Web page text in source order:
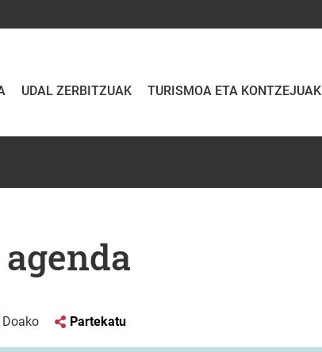
UDAL ZERBITZUAK TURISMOA ETA KONTZEJUAK
Doako Partekatu